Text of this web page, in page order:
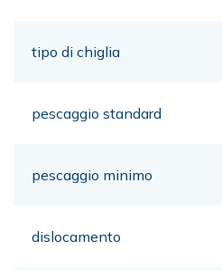
tipo di chiglia
pescaggio standard
pescaggio minimo
dislocamento